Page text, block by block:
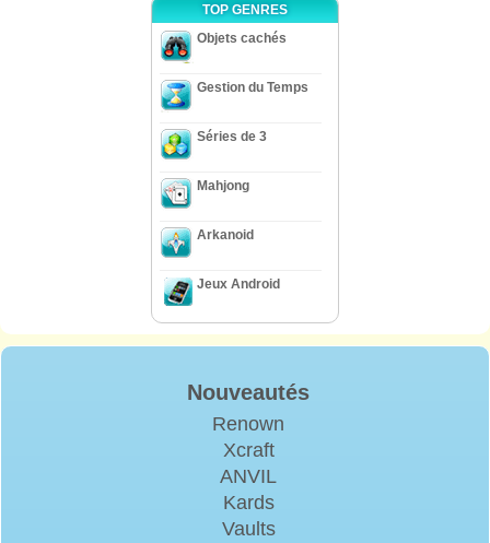
TOP GENRES
Objets cachés
Gestion du Temps
Séries de 3
Mahjong
Arkanoid
Jeux Android
Nouveautés
Renown
Xcraft
ANVIL
Kards
Vaults